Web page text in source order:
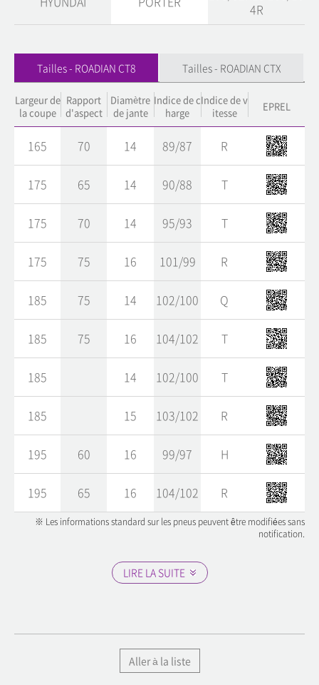
4R
Tailles - ROADIAN CT8 Tailles - ROADIAN CTX
Largeur de
la coupe
Rapport
d'aspect
Diamètre
de jante
Indice de c
harge
Indice de v
itesse
EPREL
165 70 14 89/87 R
175 65 14 90/88 T
175 70 14 95/93 T
175 75 16 101/99 R
185 75 14 102/100 Q
185 75 16 104/102 T
185 14 102/100 T
185 15 103/102 R
195 60 16 99/97 H
195 65 16 104/102 R
※ Les informations standard sur les pneus peuvent être modifiées sans
notification.
LIRE LA SUITE
Aller à la liste